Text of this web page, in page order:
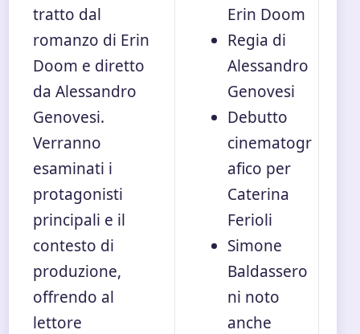
tratto dal
romanzo di Erin
Doom e diretto
da Alessandro
Genovesi.
Verranno
esaminati i
protagonisti
principali e il
contesto di
produzione,
offrendo al
lettore
Erin Doom
Regia di
Alessandro
Genovesi
Debutto
cinematogr
afico per
Caterina
Ferioli
Simone
Baldassero
ni noto
anche